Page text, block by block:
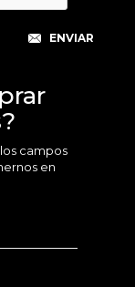
campos
en